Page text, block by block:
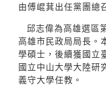
由傅崐萁出任黨團總
邱志偉為高雄選區
高雄市民政局局長。
學碩士，後續獲國立
國立中山大學大陸研
義守大學任教。